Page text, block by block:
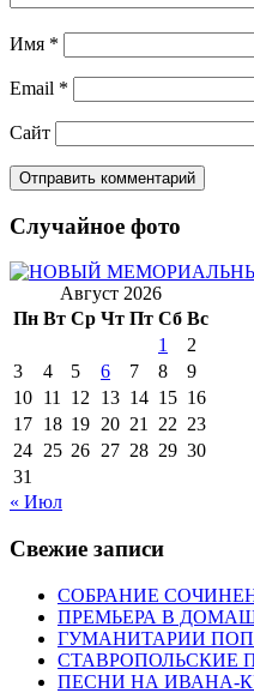
Имя *
Email *
Сайт
Случайное фото
Август 2026
Пн Вт Ср Чт Пт Сб Вс
1
2
3
4 5 6 7 8
9
10 11 12 13 14 15 16
17 18 19 20 21 22 23
24 25 26 27 28 29 30
31
« Июл
Свежие записи
СОБРАНИЕ
ПРЕМЬЕРА В
ГУМАНИТАРИИ
СТАВРОПОЛЬСКИЕ
ПЕСНИ НА ИВАНА-